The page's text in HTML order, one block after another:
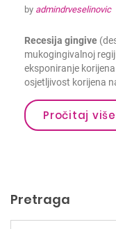
by admindrveselinovic
Recesija gingive
mukogingivalnoj
eksponiranje
osjetljivost korijena
Pročitaj više
Pretraga